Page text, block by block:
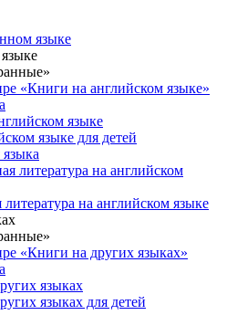
языке
«Книги на английском языке»
языке
языке для детей
литература на английском
на английском языке
«Книги на других языках»
языках
языках для детей